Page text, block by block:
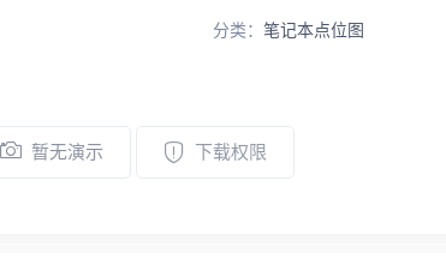
分类： 笔记本点位图
暂无演示 下载权限